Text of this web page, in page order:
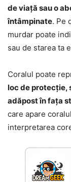
de viață sau o
întâmpinate. Pe
murdar poate
sau de starea ta
Coralul poate
loc de protecție,
adăpost în fața
care apare
interpretarea